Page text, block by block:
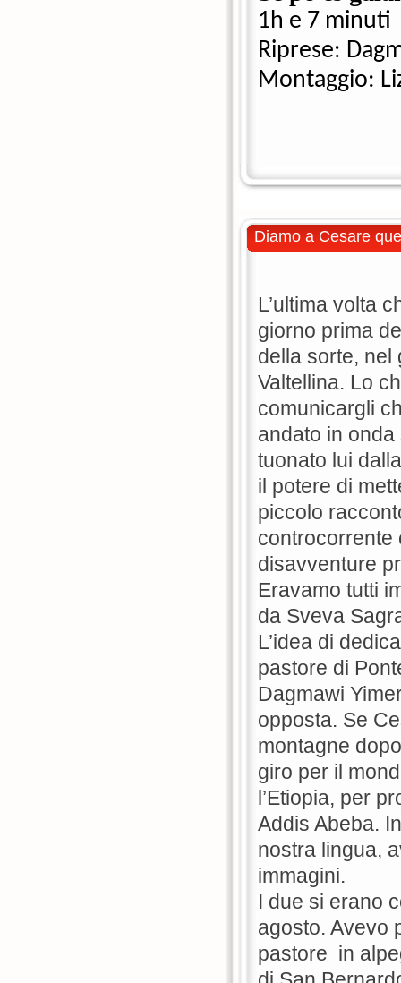
1h e 7 minuti
Riprese:
Montaggio:
Diamo a Cesare
L’ultima volta
giorno prima
della sorte, nel
Valtellina. Lo
comunicargli
andato in
tuonato lui
il potere di
piccolo
controcorrente
disavventure
Eravamo tutti
da Sveva
L’idea di
pastore di
Dagmawi
opposta. Se
montagne
giro per il
l’Etiopia, per
Addis Abeba.
nostra lingua,
immagini.
I due si erano
agosto. Avevo
pastore in